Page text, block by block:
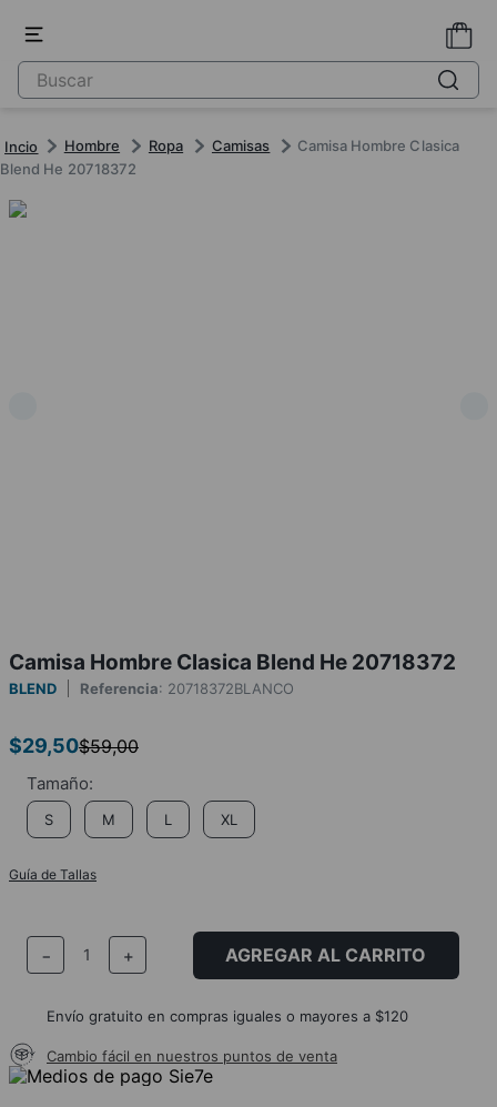
Hombre Ropa Camisas
Camisa Hombre Clasica
Blend He 20718372
Camisa Hombre Clasica Blend He 20718372
BLEND Referencia: 20718372BLANCO
$29,50$59,00
S M L XL
Guía de Tallas
＋
－ AGREGAR AL CARRITO
Envío gratuito en compras iguales o mayores a $120
Cambio fácil en nuestros puntos de venta